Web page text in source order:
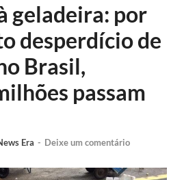
geladeira: por
desperdício de
Brasil,
passam
Era - Deixe um comentário